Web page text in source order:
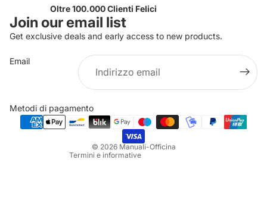
Oltre 100.000 Clienti Felici
Join our email list
Get exclusive deals and early access to new products.
Email
Metodi di pagamento
© 2026 Manuali-Officina
Termini e informative
Informativa sulla privacy
Termini e condizioni del servizio